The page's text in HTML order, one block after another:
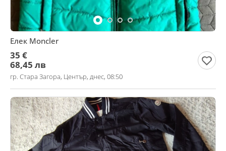
Елек Moncler
35 €
68,45 лв
гр. Стара Загора, Център, днес, 08:50